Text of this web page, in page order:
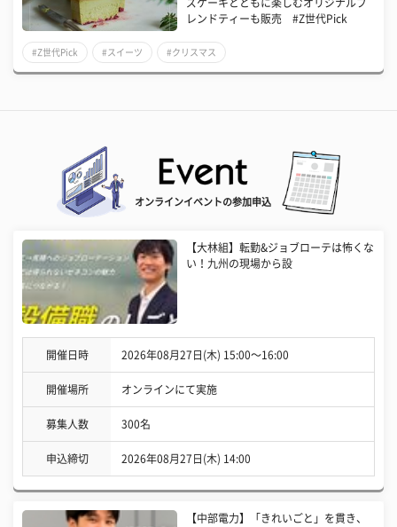
ズケーキとともに楽しむオリジナルブ
レンドティーも販売 #Z世代Pick
#Z世代Pick #スイーツ #クリスマス
オンラインイベントの参加申込
【大林組】転勤&ジョブローテは怖くな
い！九州の現場から設
開催日時 2026年08月27日(木) 15:00〜16:00
開催場所 オンラインにて実施
募集人数 300名
申込締切 2026年08月27日(木) 14:00
【中部電力】「きれいごと」を貫き、